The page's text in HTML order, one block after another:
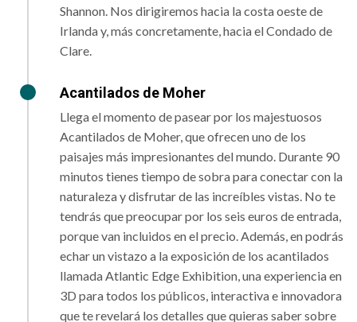
Shannon. Nos dirigiremos hacia la costa oeste de
Irlanda y, más concretamente, hacia el Condado de
Clare.
Acantilados de Moher
Llega el momento de pasear por los majestuosos
Acantilados de Moher, que ofrecen uno de los
paisajes más impresionantes del mundo. Durante 90
minutos tienes tiempo de sobra para conectar con la
naturaleza y disfrutar de las increíbles vistas. No te
tendrás que preocupar por los seis euros de entrada,
porque van incluidos en el precio. Además, en podrás
echar un vistazo a la exposición de los acantilados
llamada Atlantic Edge Exhibition, una experiencia en
3D para todos los públicos, interactiva e innovadora
que te revelará los detalles que quieras saber sobre